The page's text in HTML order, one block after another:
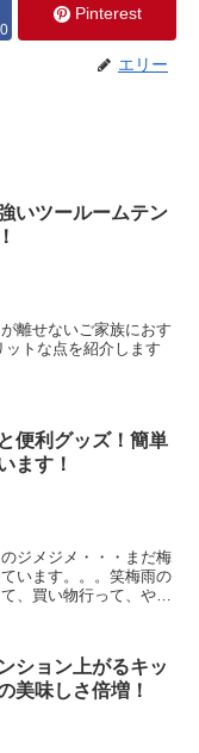
0
Pinterest
エリー
いツールームテン
離せないご家族におす
トな点を紹介します
便利グッズ！簡単
ます！
ジメジメ・・・まだ梅
います。。。笑梅雨の
、買い物行って、やら
ション上がるキッ
美味しさ倍増！